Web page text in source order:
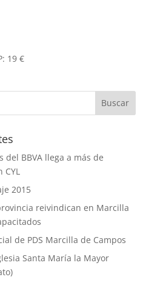
19 €
BBVA llega a más de
2015
reivindican en Marcilla
de PDS Marcilla de Campos
Santa María la Mayor